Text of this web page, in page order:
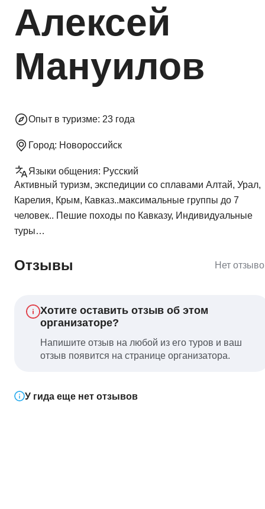
Алексей
Мануилов
Опыт в туризме: 23 года
Город: Новороссийск
Языки общения: Русский
Активный туризм, экспедиции со сплавами Алтай, Урал,
Карелия, Крым, Кавказ..максимальные группы до 7
человек.. Пешие походы по Кавказу, Индивидуальные
туры…
Отзывы Нет
Хотите оставить отзыв об этом
организаторе?
Напишите отзыв на любой из его туров и ваш
отзыв появится на странице организатора.
У гида еще нет отзывов